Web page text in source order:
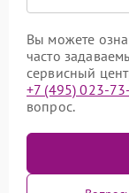
Вы можете
часто
сервисный
+7 (495) 023-
вопрос.